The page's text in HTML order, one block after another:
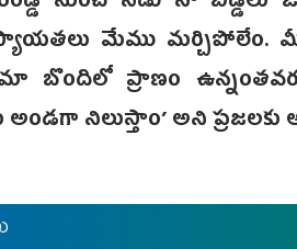
మేము మర్చిపోలేం.
బొందిలో ప్రాణం
అండగా నిలుస్తాం’ అని